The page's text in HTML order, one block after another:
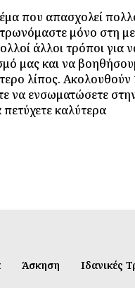
που απασχολεί
μόνο στη
άλλοι τρόποι για
μας και να
λίπος. Ακολουθούν
να ενσωματώσετε
καλύτερα
Άσκηση Ιδανικές